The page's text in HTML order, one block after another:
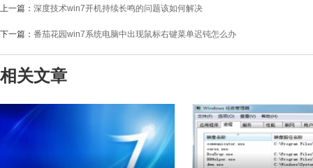
上一篇： 深度技术win7开机持续长鸣的问题该如何解决
下一篇： 番茄花园win7系统电脑中出现鼠标右键菜单迟钝怎么办
相关文章